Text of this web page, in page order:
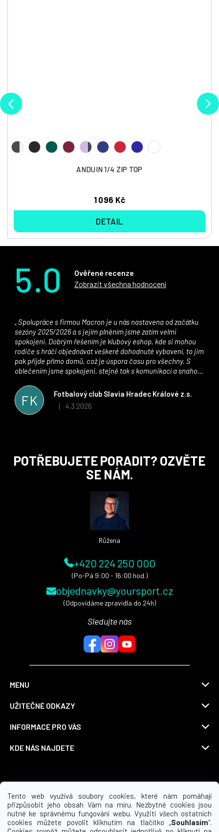
Tento web využívá soubory cookies, které nám pomáhají
přizpůsobit jeho obsah Vám na míru. Nezbytné cookies jsou
nutné ke správnému fungování webu. Využití všech ostatních
cookies můžete povolit kliknutím na tlačítko „Souhlasím“.
ANDUIN 1/4 ZIP TOP
1 096 Kč
DETAIL
5.0
Ověřené recenze
Zobrazit všechna hodnocení
FK
Fotbalový club Slavia Hradec Králové z.s.
Hodnocení obchodu je 5 z 5 hvězdiček.
| 4.3.2026
sezóny 2025/2026 a s jejím plněním jsme zatím velmi
spokojeni. Dobrým řešením je klubový eshop, kde si mohou
rodiče s hráči objednávat veškeré dohodnuté vybavení, to jim
pak přijde přímo domů, což je úspora času pro všechny. S
oblečením jsme spokojeni, stejně tak s komunikací a snahou
stran. Věříme, že v tomto duchu bude spolupráce pokračovat
i nadále, nyní už začínáme řešit i první sady dresů ;)
POTŘEBUJETE PORADIT? OZVĚTE
SE NÁM.
Růžena
+420 224 250 000
(Po-Pá 9:00 - 16:00 hod.)
objednavky@yoursport.cz
(Odpovídáme zpravidla do 24h)
Sledujte nás
MENU
UŽITEČNÉ ODKAZY
INFORMACE PRO VÁS
KDE NÁS NAJDETE
Možnosti dopravy